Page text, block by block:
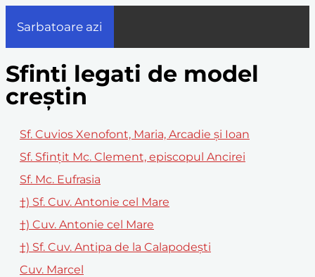
Sarbatoare azi
Sfinti legati de model
creștin
Sf. Cuvios Xenofont, Maria, Arcadie şi Ioan
Sf. Sfinţit Mc. Clement, episcopul Ancirei
Sf. Mc. Eufrasia
†) Sf. Cuv. Antonie cel Mare
†) Cuv. Antonie cel Mare
†) Sf. Cuv. Antipa de la Calapodeşti
Cuv. Marcel